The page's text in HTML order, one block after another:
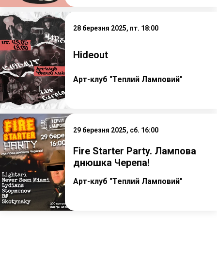
28 березня 2025, пт. 18:00
Hideout
Арт-клуб "Теплий Ламповий"
29 березня 2025, сб. 16:00
Fire Starter Party. Лампова
днюшка Черепа!
Арт-клуб "Теплий Ламповий"